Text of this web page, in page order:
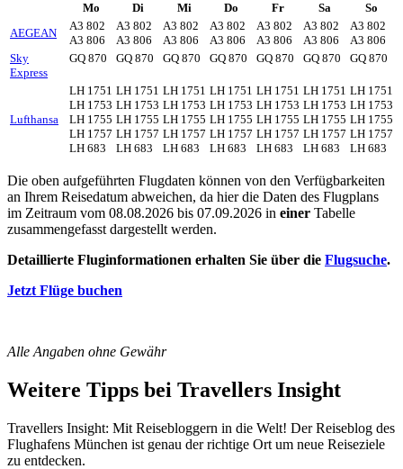
Mo Di Mi Do Fr Sa
So
AEGEAN
A3 802
A3 806
A3 802
A3 806
A3 802
A3 806
A3 802
A3 806
A3 802
A3 806
A3 802
A3 806
A3 802
A3 806
Sky
Express
GQ 870 GQ 870 GQ 870 GQ 870 GQ 870 GQ 870 GQ 870
Lufthansa
LH 1751
LH 1753
LH 1755
LH 1757
LH 683
LH 1751
LH 1753
LH 1755
LH 1757
LH 683
LH 1751
LH 1753
LH 1755
LH 1757
LH 683
LH 1751
LH 1753
LH 1755
LH 1757
LH 683
LH 1751
LH 1753
LH 1755
LH 1757
LH 683
LH 1751
LH 1753
LH 1755
LH 1757
LH 683
LH 1751
LH 1753
LH 1755
LH 1757
LH 683
Die oben aufgeführten Flugdaten können von den Verfügbarkeiten
an Ihrem Reisedatum abweichen, da hier die Daten des Flugplans
im Zeitraum vom 08.08.2026 bis 07.09.2026 in einer Tabelle
zusammengefasst dargestellt werden.
Detaillierte Fluginformationen erhalten Sie über die Flugsuche.
Jetzt Flüge buchen
Alle Angaben ohne Gewähr
Weitere Tipps bei Travellers Insight
Travellers Insight: Mit Reisebloggern in die Welt! Der Reiseblog des
Flughafens München ist genau der richtige Ort um neue Reiseziele
zu entdecken.